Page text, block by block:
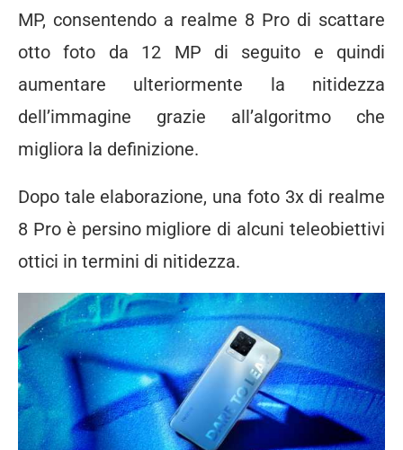
MP, consentendo a realme 8 Pro di scattare
otto foto da 12 MP di seguito e quindi
aumentare ulteriormente la nitidezza
dell’immagine grazie all’algoritmo che
migliora la definizione.
Dopo tale elaborazione, una foto 3x di realme
8 Pro è persino migliore di alcuni teleobiettivi
ottici in termini di nitidezza.